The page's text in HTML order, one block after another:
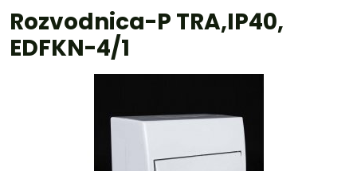
Rozvodnica-P TRA,IP40,
EDFKN-4/1